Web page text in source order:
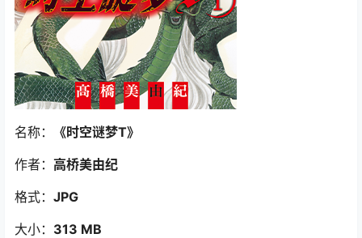
名称： 《时空谜梦T》
作者： 高桥美由纪
格式： JPG
大小： 313 MB